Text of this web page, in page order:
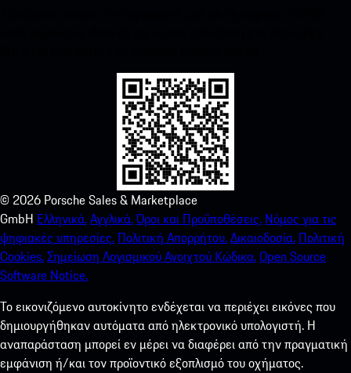
© 2026 Porsche Sales & Marketplace
GmbH Ελληνικά.Αγγλικά.Όροι και Προϋποθέσεις. Νόμος για τις
ψηφιακές υπηρεσίες. Πολιτική Απορρήτου.Δικαιοδοσία. Πολιτική
Cookies.Σημείωση Λογισμικού Ανοιχτού Κώδικα.Open Source
Software Notice.
Το εικονιζόμενο αυτοκίνητο ενδέχεται να περιέχει εικόνες που
δημιουργήθηκαν αυτόματα από ηλεκτρονικό υπολογιστή. Η
αναπαράσταση μπορεί εν μέρει να διαφέρει από την πραγματική
εμφάνιση ή/και τον προϊοντικό εξοπλισμό του οχήματος.